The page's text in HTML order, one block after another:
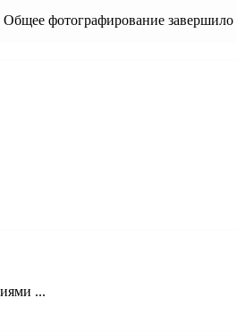
Общее фотографирование
...